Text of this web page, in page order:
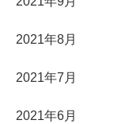
2021年8月
2021年7月
2021年6月